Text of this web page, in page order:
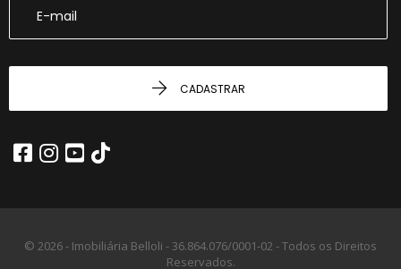
CADASTRAR
© 2026 - Imobiliária Belloli -36.864.076/0001-02 -Todos os Direitos
Reservados.